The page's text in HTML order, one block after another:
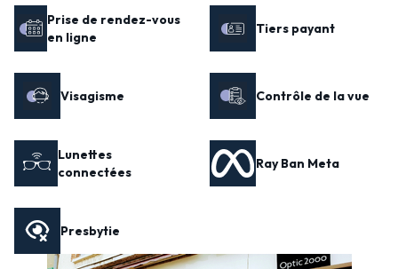
Prise de rendez-vous
en ligne
Tiers payant
Visagisme Contrôle de la vue
Lunettes
connectées
Ray Ban Meta
Presbytie